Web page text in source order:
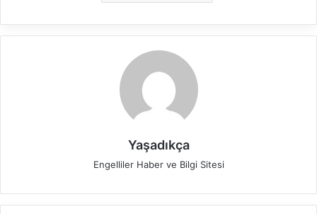
Yaşadıkça
Engelliler Haber ve Bilgi Sitesi